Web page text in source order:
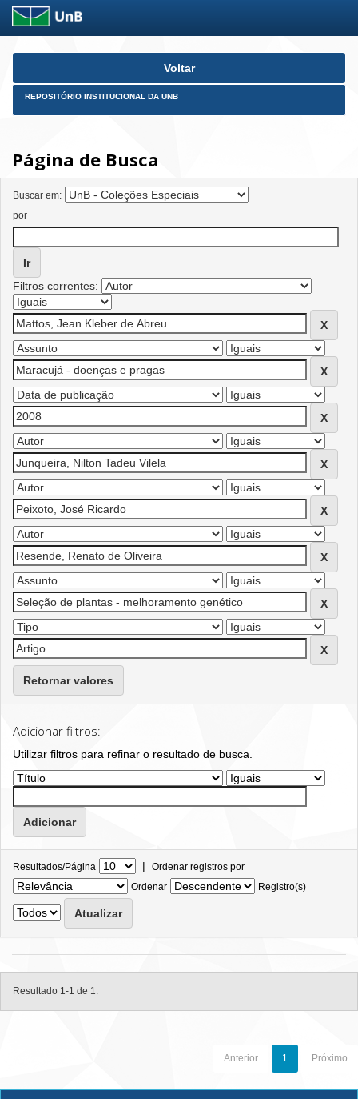
Skip
Voltar
REPOSITÓRIO INSTITUCIONAL DA UNB
Página de Busca
Buscar em:
por
Filtros correntes:
Retornar valores
Adicionar filtros:
Utilizar filtros para refinar o resultado de busca.
Resultados/Página | Ordenar registros por
Ordenar
Registro(s)
Resultado 1-1 de 1.
Anterior 1 Próximo